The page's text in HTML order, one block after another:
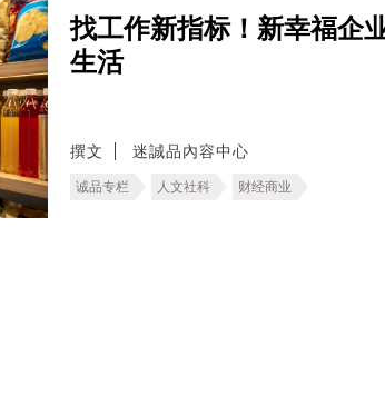
找工作新指标！新幸福企
生活
撰文 迷誠品內容中心
诚品专栏 人文社科 财经商业